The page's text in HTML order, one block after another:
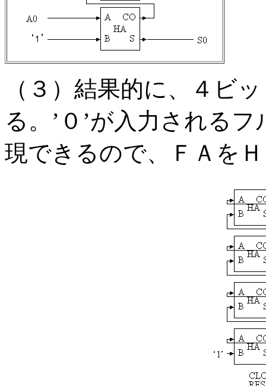
（３）結果的に、４ビ
る。’０’が入力される
現できるので、ＦＡを